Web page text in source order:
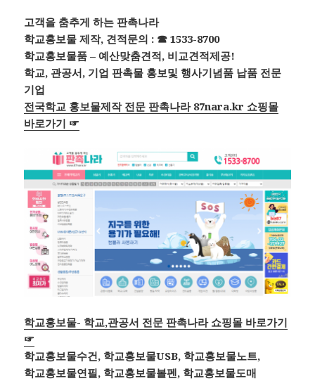
고객을 춤추게 하는 판촉나라
학교홍보물 제작, 견적문의 : ☎ 1533-8700
학교홍보물품 – 예산맞춤견적, 비교견적제공!
학교, 관공서, 기업 판촉물 홍보및 행사기념품 납품 전문
기업
전국학교 홍보물제작 전문 판촉나라 87nara.kr 쇼핑몰
바로가기 ☞
학교홍보물- 학교,관공서 전문 판촉나라 쇼핑몰 바로가기
☞
학교홍보물수건, 학교홍보물USB, 학교홍보물노트,
학교홍보물연필, 학교홍보물볼펜, 학교홍보물도매